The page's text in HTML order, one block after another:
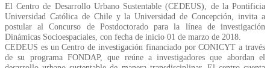
El Centro de Desarrollo Urbano Sustentable (CEDEUS), de la Pontificia
Universidad Católica de Chile y la Universidad de Concepción, invita a
postular al Concurso de Postdoctorado para la línea de investigación
Dinámicas Socioespaciales, con fecha de inicio 01 de marzo de 2018.
CEDEUS es un Centro de investigación financiado por CONICYT a través
de su programa FONDAP, que reúne a investigadores que abordan el